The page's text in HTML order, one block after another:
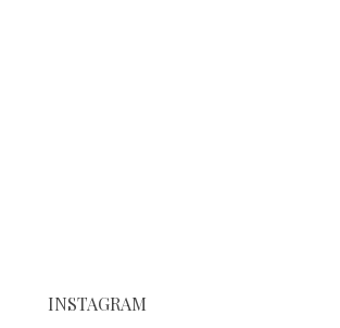
INSTAGRAM